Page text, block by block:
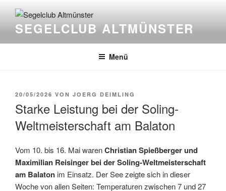
Inhalt
springenSEGELCLUB ALTMÜNSTER
Menü
VERÖFFENTLICHT
20/05/2026 VON JOERG DEIMLING
Starke Leistung bei der Soling-
Weltmeisterschaft am Balaton
Vom 10. bis 16. Mai warenChristian Spießberger und
Maximilian Reisinger bei der Soling-Weltmeisterschaft
am Balaton im Einsatz. Der See zeigte sich in dieser
Woche von allen Seiten: Temperaturen zwischen 7 und 27